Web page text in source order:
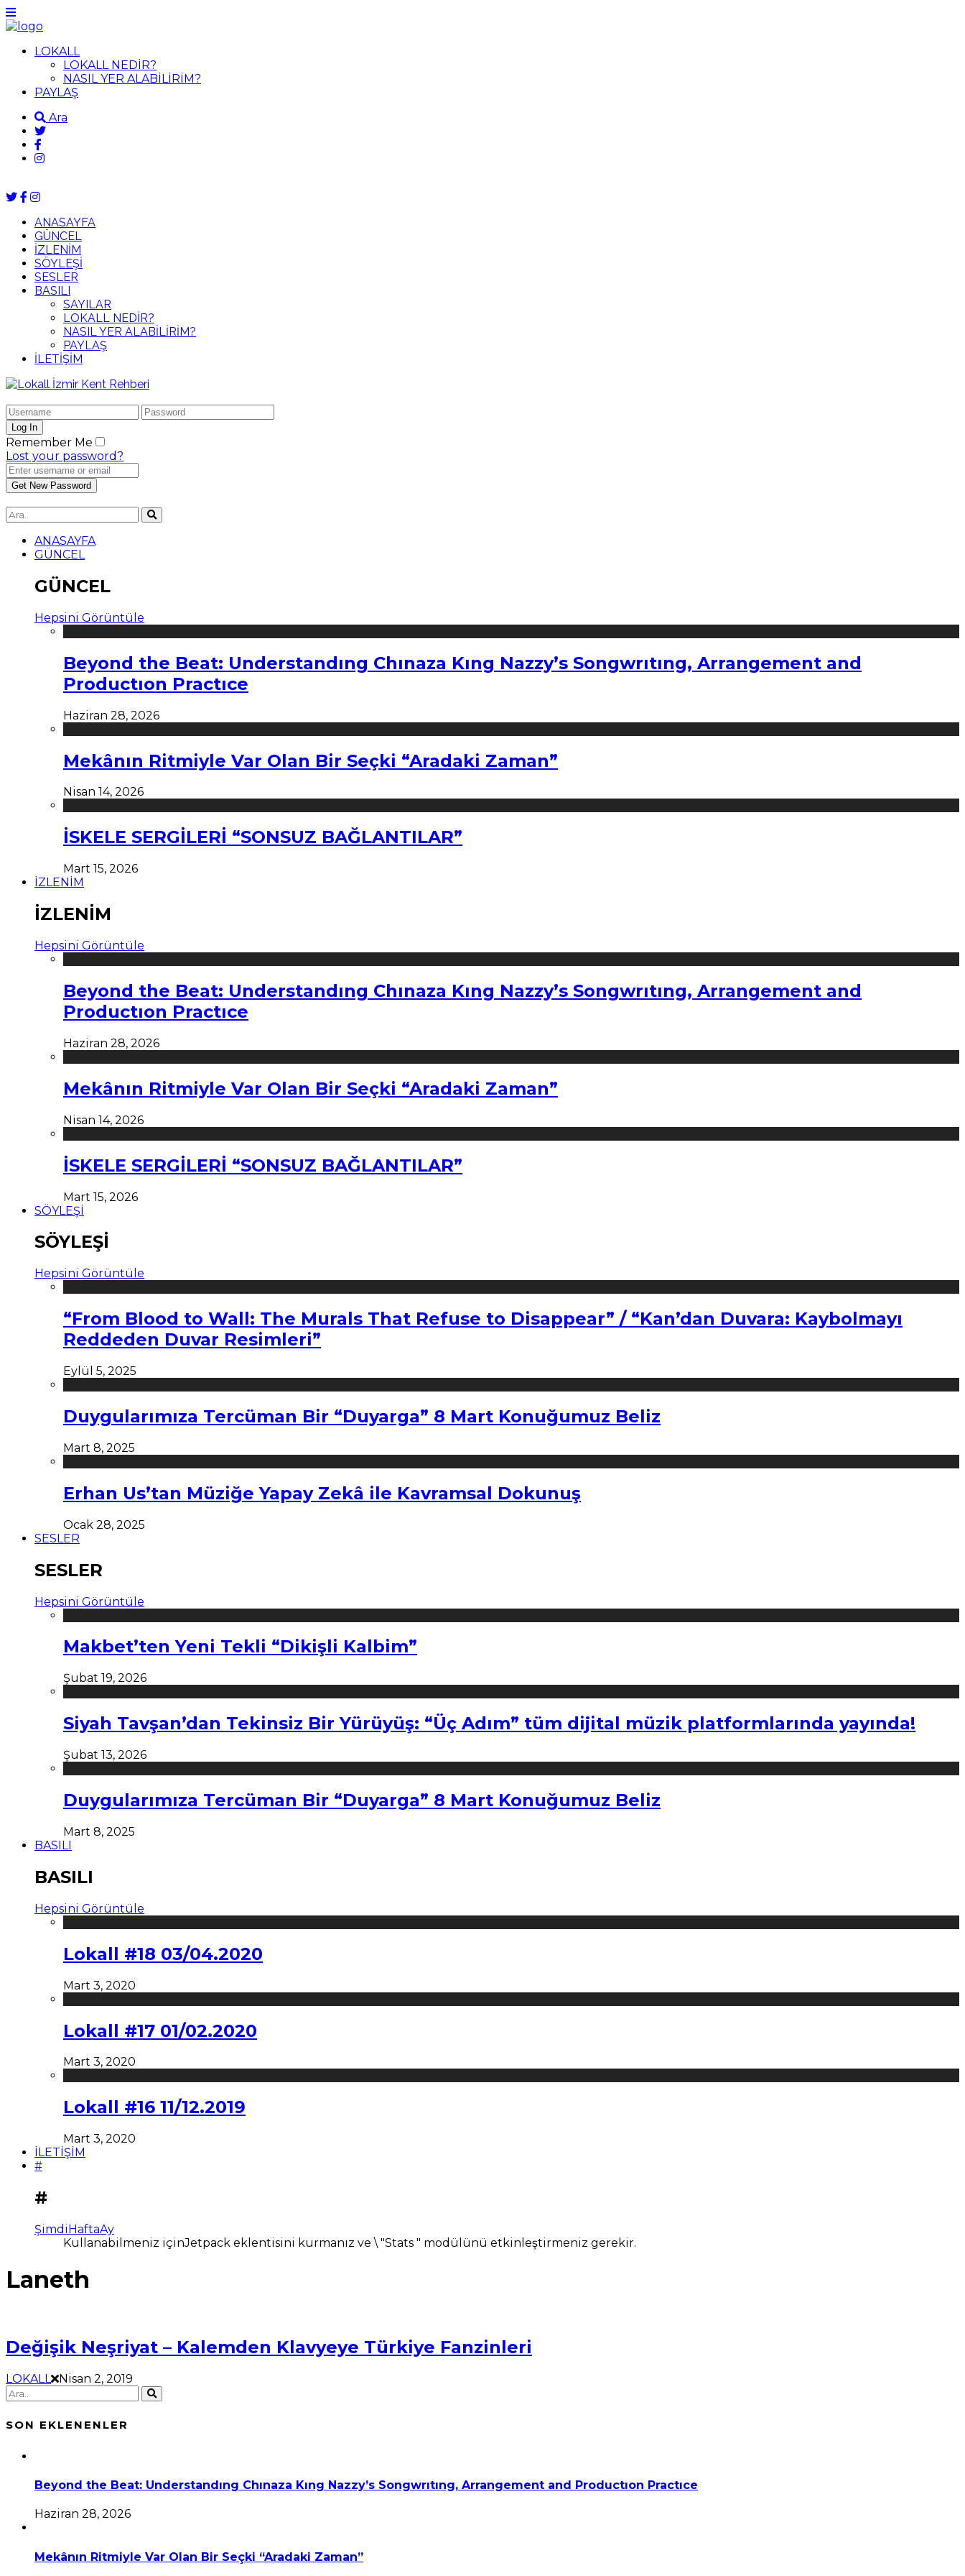
LOKALL
LOKALL NEDİR?
NASIL YER ALABİLİRİM?
PAYLAŞ
Ara
ANASAYFA
GÜNCEL
İZLENİM
SÖYLEŞİ
SESLER
BASILI
SAYILAR
LOKALL NEDİR?
NASIL YER ALABİLİRİM?
PAYLAŞ
İLETİŞİM
Remember Me
Lost your password?
ANASAYFA
GÜNCEL
GÜNCEL
Hepsini Görüntüle
Beyond the Beat: Understandıng Chınaza Kıng Nazzy’s Songwrıtıng, Arrangement and
Productıon Practıce
Haziran 28, 2026
Mekânın Ritmiyle Var Olan Bir Seçki “Aradaki Zaman”
Nisan 14, 2026
İSKELE SERGİLERİ “SONSUZ BAĞLANTILAR”
Mart 15, 2026
İZLENİM
İZLENİM
Hepsini Görüntüle
Beyond the Beat: Understandıng Chınaza Kıng Nazzy’s Songwrıtıng, Arrangement and
Productıon Practıce
Haziran 28, 2026
Mekânın Ritmiyle Var Olan Bir Seçki “Aradaki Zaman”
Nisan 14, 2026
İSKELE SERGİLERİ “SONSUZ BAĞLANTILAR”
Mart 15, 2026
SÖYLEŞİ
SÖYLEŞİ
Hepsini Görüntüle
“From Blood to Wall: The Murals That Refuse to Disappear” / “Kan’dan Duvara: Kaybolmayı
Reddeden Duvar Resimleri”
Eylül 5, 2025
Duygularımıza Tercüman Bir “Duyarga” 8 Mart Konuğumuz Beliz
Mart 8, 2025
Erhan Us’tan Müziğe Yapay Zekâ ile Kavramsal Dokunuş
Ocak 28, 2025
SESLER
SESLER
Hepsini Görüntüle
Makbet’ten Yeni Tekli “Dikişli Kalbim”
Şubat 19, 2026
Siyah Tavşan’dan Tekinsiz Bir Yürüyüş: “Üç Adım” tüm dijital müzik platformlarında yayında!
Şubat 13, 2026
Duygularımıza Tercüman Bir “Duyarga” 8 Mart Konuğumuz Beliz
Mart 8, 2025
BASILI
BASILI
Hepsini Görüntüle
Lokall #18 03/04.2020
Mart 3, 2020
Lokall #17 01/02.2020
Mart 3, 2020
Lokall #16 11/12.2019
Mart 3, 2020
İLETİŞİM
#
#
ŞimdiHaftaAy
Kullanabilmeniz içinJetpack eklentisini kurmanız ve \ "Stats " modülünü etkinleştirmeniz gerekir.
Laneth
Değişik Neşriyat – Kalemden Klavyeye Türkiye Fanzinleri
LOKALL Nisan 2, 2019
SON EKLENENLER
Beyond the Beat: Understandıng Chınaza Kıng Nazzy’s Songwrıtıng, Arrangement and Productıon Practıce
Haziran 28, 2026
Mekânın Ritmiyle Var Olan Bir Seçki “Aradaki Zaman”